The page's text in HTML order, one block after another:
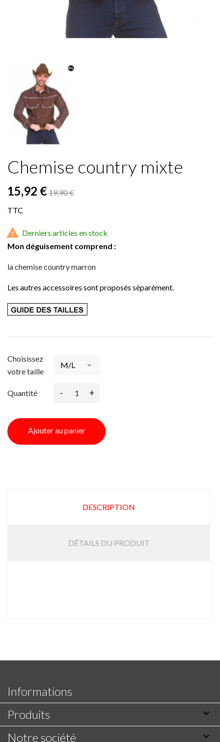
Chemise country mixte
15,92 €19,90 €
TTC
 Derniers articles en stock
Mon déguisement comprend :
la chemise country marron
Les autres accessoires sont proposés séparément.
Choisissez
votre taille
Quantité - +
Ajouter au panier
DESCRIPTION
DÉTAILS DU PRODUIT
Informations
Produits

Notre société 